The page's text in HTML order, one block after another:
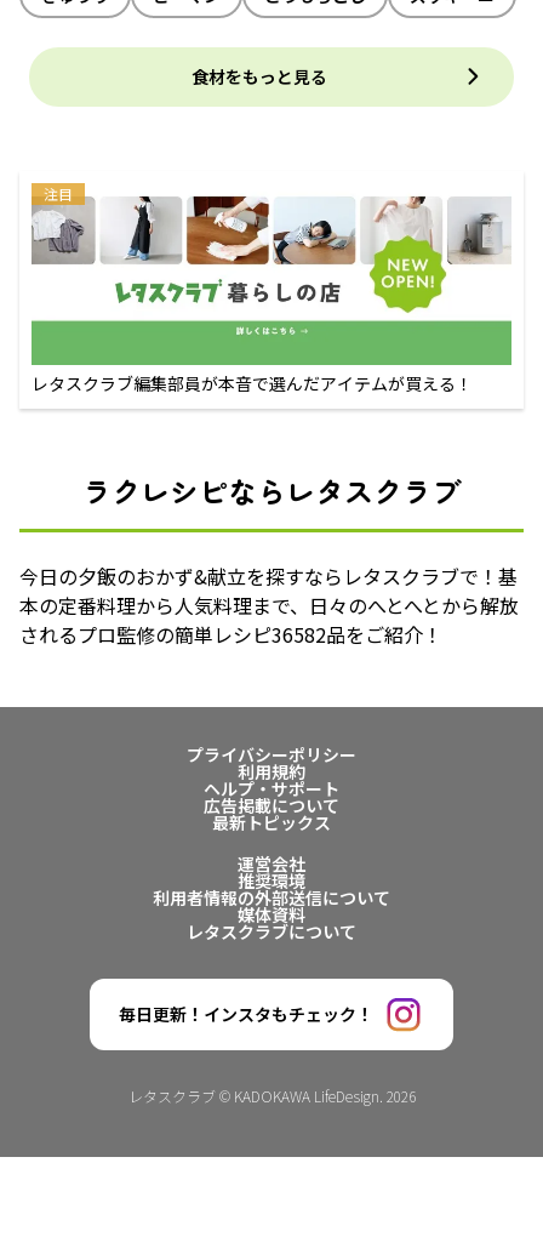
食材をもっと見る
注目
レタスクラブ編集部員が本音で選んだアイテムが買える！
ラクレシピならレタスクラブ
今日の夕飯のおかず&献立を探すならレタスクラブで！基
本の定番料理から人気料理まで、日々のへとへとから解放
されるプロ監修の簡単レシピ36582品をご紹介！
プライバシーポリシー
利用規約
ヘルプ・サポート
広告掲載について
最新トピックス
運営会社
推奨環境
利用者情報の外部送信について
媒体資料
レタスクラブについて
毎日更新！インスタもチェック！
レタスクラブ © KADOKAWA LifeDesign. 2026